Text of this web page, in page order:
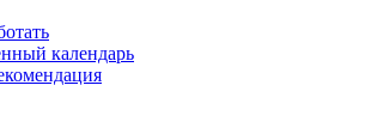
календарь